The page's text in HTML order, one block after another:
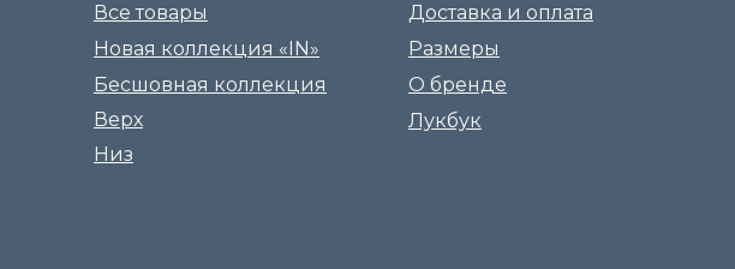
Все товары Доставка и оплата
Лукбук
Размеры
О бренде
Бесшовная коллекция
Верх
Низ
Новая коллекция «IN»